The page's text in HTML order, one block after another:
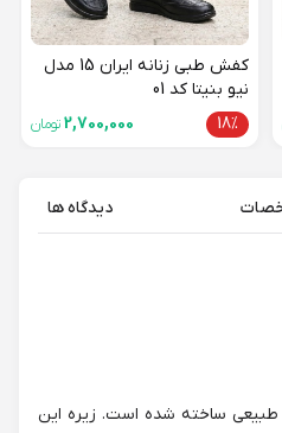
کفش طبی زنانه ایران 15 مدل
نیو بنیتا کد 01
18%
2,700,000 تومان
دیدگاه ها
ساخته شده است. زیره این